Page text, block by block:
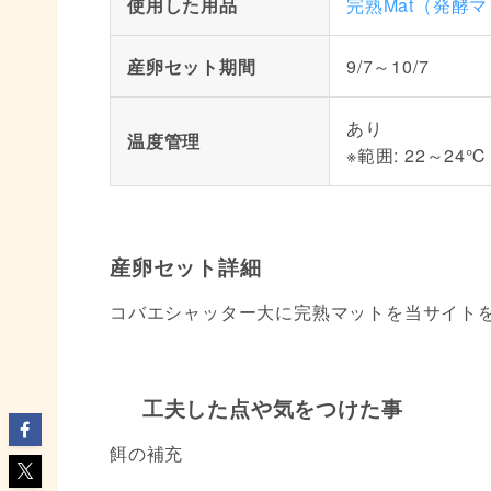
産卵セット期間 9/7～10/7
温度管理
あり
※範囲: 22～24℃
産卵セット詳細
コバエシャッター大に完熟マットを当サイト
工夫した点や気をつけた事
餌の補充